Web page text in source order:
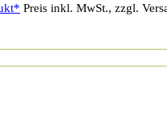
Preis inkl. MwSt., zzgl.